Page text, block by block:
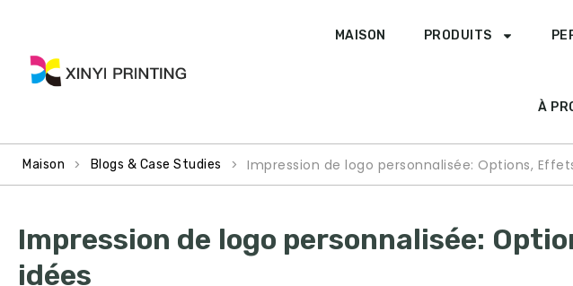
MAISON PRODUITS
À
Maison > Blogs & Case Studies > Impression de logo personnalisée: Options,
Impression de logo personnalisée:
idées